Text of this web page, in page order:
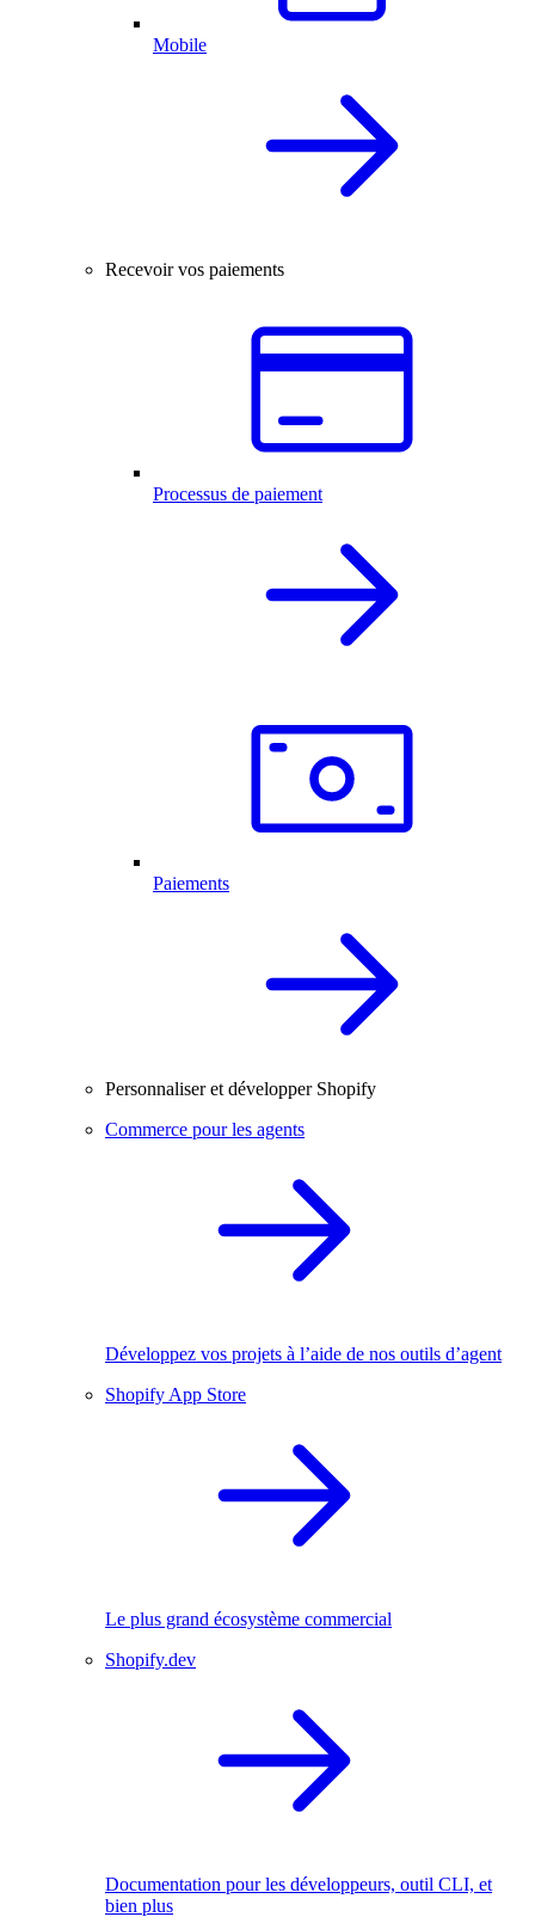
Mobile
Recevoir vos paiements
Processus de paiement
Paiements
Personnaliser et développer Shopify
Commerce pour les agents
Développez vos projets à l’aide de nos outils d’agent
Shopify App Store
Le plus grand écosystème commercial
Shopify.dev
Documentation pour les développeurs, outil CLI, et
bien plus